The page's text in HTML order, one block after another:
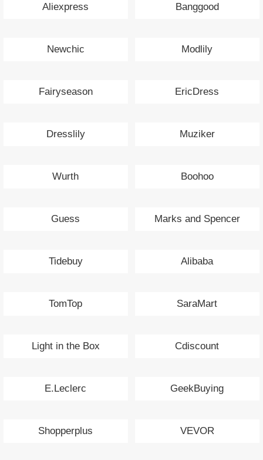
Aliexpress Banggood
Newchic Modlily
Fairyseason EricDress
Dresslily Muziker
Wurth Boohoo
Guess Marks and Spencer
Tidebuy Alibaba
TomTop SaraMart
Light in the Box Cdiscount
E.Leclerc GeekBuying
Shopperplus VEVOR